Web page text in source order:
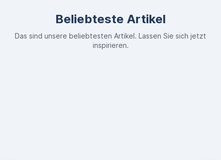
Beliebteste Artikel
Das sind unsere beliebtesten Artikel. Lassen Sie sich jetzt
inspirieren.